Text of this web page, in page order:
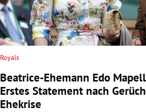
Untermenü
Untermenü
Untermenü
Untermenü
Untermenü
Royals
Beatrice-Ehemann Edo
Erstes Statement nach
Ehekrise